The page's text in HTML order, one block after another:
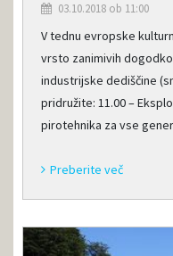
03.10.2018 ob 11:00
V tednu evropske
vrsto zanimivih
industrijske dediščine
pridružite: 11.00 –
pirotehnika za vse
Preberite več